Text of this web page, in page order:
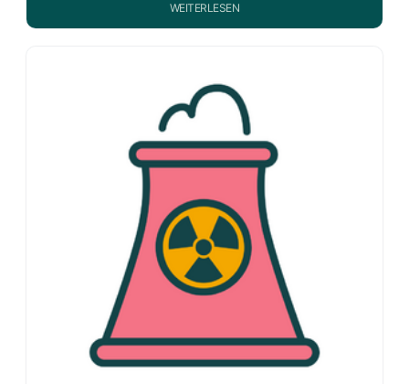
WEITERLESEN